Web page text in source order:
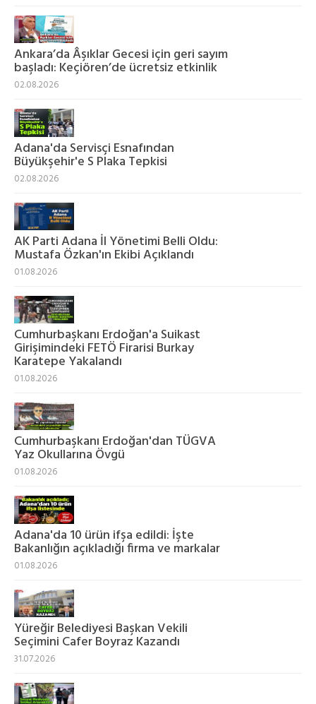
Ankara’da Âşıklar Gecesi için geri sayım
başladı: Keçiören’de ücretsiz etkinlik
02.08.2026
Adana'da Servisçi Esnafından
Büyükşehir'e S Plaka Tepkisi
02.08.2026
AK Parti Adana İl Yönetimi Belli Oldu:
Mustafa Özkan'ın Ekibi Açıklandı
01.08.2026
Cumhurbaşkanı Erdoğan'a Suikast
Girişimindeki FETÖ Firarisi Burkay
Karatepe Yakalandı
01.08.2026
Cumhurbaşkanı Erdoğan'dan TÜGVA
Yaz Okullarına Övgü
01.08.2026
Adana'da 10 ürün ifşa edildi: İşte
Bakanlığın açıkladığı firma ve markalar
01.08.2026
Yüreğir Belediyesi Başkan Vekili
Seçimini Cafer Boyraz Kazandı
31.07.2026